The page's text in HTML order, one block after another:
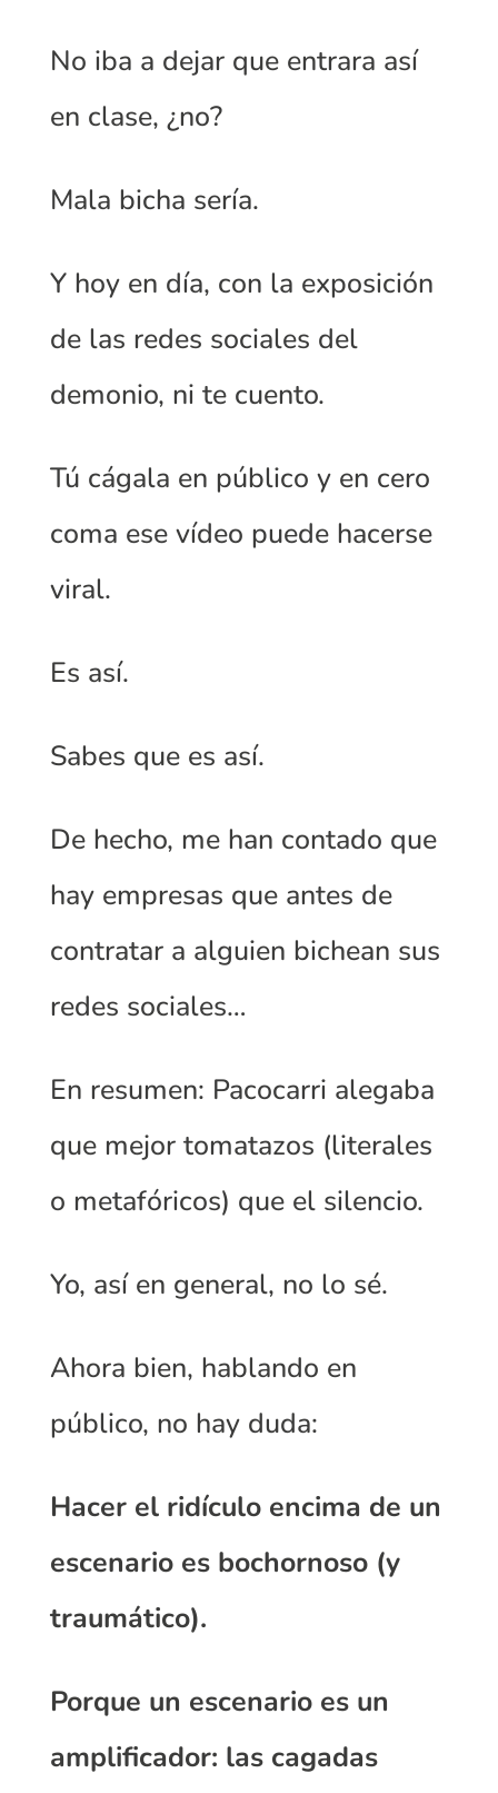
No iba a dejar que entrara así
en clase, ¿no?
Mala bicha sería.
Y hoy en día, con la exposición
de las redes sociales del
demonio, ni te cuento.
Tú cágala en público y en cero
coma ese vídeo puede hacerse
viral.
Es así.
Sabes que es así.
De hecho, me han contado que
hay empresas que antes de
contratar a alguien bichean sus
redes sociales…
En resumen: Pacocarri alegaba
que mejor tomatazos (literales
o metafóricos) que el silencio.
Yo, así en general, no lo sé.
Ahora bien, hablando en
público, no hay duda:
Hacer el ridículo encima de un
escenario es bochornoso (y
traumático).
Porque un escenario es un
amplificador: las cagadas